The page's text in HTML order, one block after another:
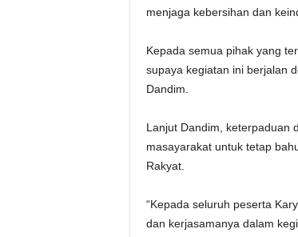
menjaga kebersihan dan
Kepada semua pihak yang
supaya kegiatan ini berjalan
Dandim.
Lanjut Dandim, keterpaduan
masayarakat untuk tetap
Rakyat.
“Kepada seluruh peserta
dan kerjasamanya dalam